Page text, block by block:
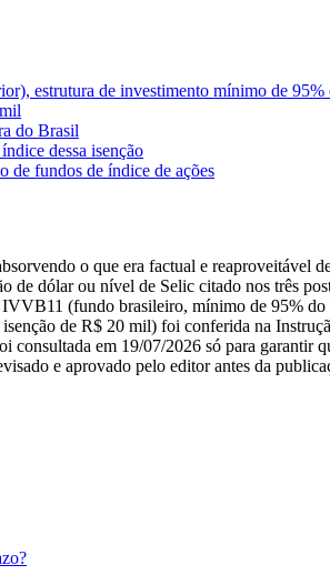
estrutura de investimento mínimo de
do Brasil
dessa isenção
de fundos de índice de ações
o que era factual e reaproveitável
de dólar ou nível de Selic citado nos três
(fundo brasileiro, mínimo de 95%
de R$ 20 mil) foi conferida na
em 19/07/2026 só para garantir
e aprovado pelo editor antes da